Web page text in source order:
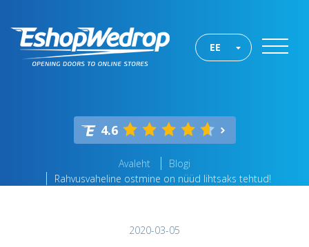
EE
4.6
Avaleht
Blogi
Rahvusvaheline ostmine on nüüd lihtsaks tehtud!
2020-03-05